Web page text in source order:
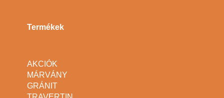
Termékek
AKCIÓK
MÁRVÁNY
GRÁNIT